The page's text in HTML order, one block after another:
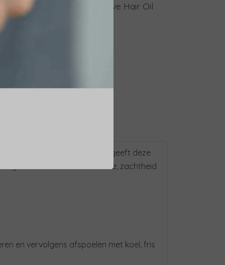
Sun Soul Protective Hair Oil
huid! In slechts 15 minuten geeft deze
de huid volume, zachtheid
en vervolgens afspoelen met koel, fris